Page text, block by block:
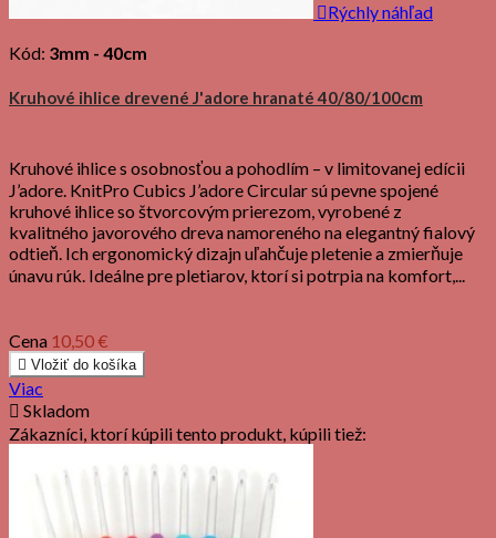
Rýchly náhľad
Kód: 3mm - 40cm
Kruhové ihlice drevené J'adore hranaté 40/80/100cm
Kruhové ihlice s osobnosťou a pohodlím – v limitovanej edícii
J’adore. KnitPro Cubics J’adore Circular sú pevne spojené
kruhové ihlice so štvorcovým prierezom, vyrobené z
kvalitného javorového dreva namoreného na elegantný fialový
odtieň. Ich ergonomický dizajn uľahčuje pletenie a zmierňuje
únavu rúk. Ideálne pre pletiarov, ktorí si potrpia na komfort,...
Cena 10,50 €
 Vložiť do košíka
Viac
 Skladom
Zákazníci, ktorí kúpili tento produkt, kúpili tiež: